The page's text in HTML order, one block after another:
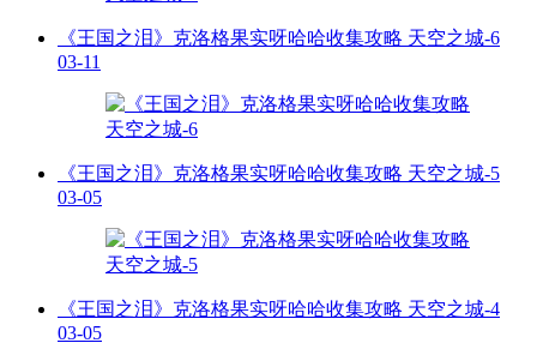
《王国之泪》克洛格果实呀哈哈收集攻略 天空之城-6
03-11
《王国之泪》克洛格果实呀哈哈收集攻略 天空之城-5
03-05
《王国之泪》克洛格果实呀哈哈收集攻略 天空之城-4
03-05